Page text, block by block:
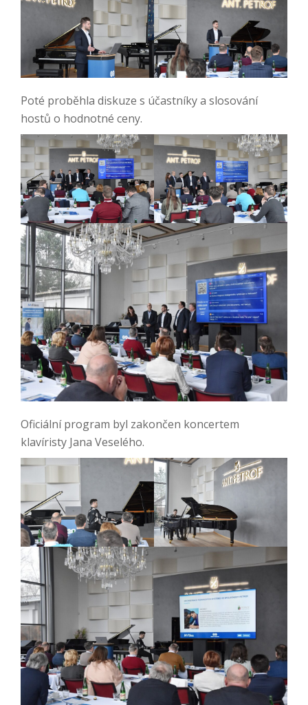
Poté proběhla diskuze s účastníky a slosování
hostů o hodnotné ceny.
Oficiální program byl zakončen koncertem
klavíristy Jana Veselého.